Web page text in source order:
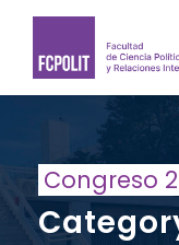
Congreso